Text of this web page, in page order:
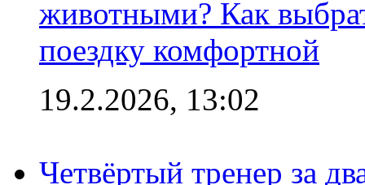
животными? Как
поездку комфортной
19.2.2026, 13:02
Четвёртый тренер за